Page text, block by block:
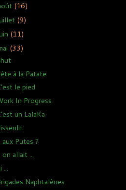
(16)
(9)
(11)
(33)
à la Patate
le pied
In Progress
un LalaKa
aux Putes ?
on allait ...
...
Naphtalènes